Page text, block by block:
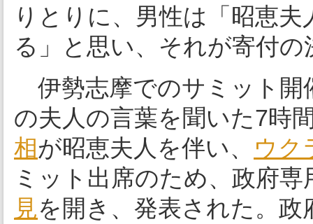
りとりに、男性は「昭恵
る」と思い、それが寄付
伊勢志摩でのサミット開
の夫人の言葉を聞いた7時
相が昭恵夫人を伴い、
ウク
ミット出席のため、政府
見を開き、発表された。